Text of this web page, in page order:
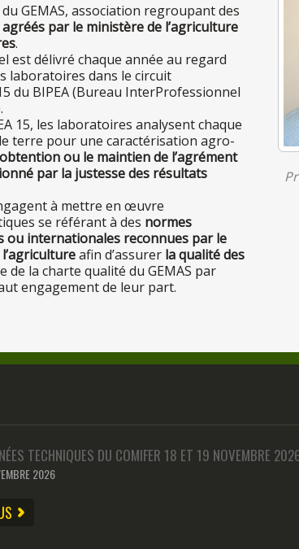
du GEMAS, association regroupant des
parle ministèrede l’agriculture
.
est délivré chaque année au regard
laboratoires dans le circuit
du BIPEA (Bureau InterProfessionnel
15, les laboratoires analysent chaque
terre pour une caractérisation agro-
ou le maintiende l’agrément
parla justessedes résultats
à mettre en œuvre
se référantà des normes
ou internationales reconnues par le
afin d’assurer la qualité des
de la charte qualité du GEMAS par
engagement de leur part.
TECHNIQUES DU COMIFER 18 ET 19 NOVEMBRE
2026